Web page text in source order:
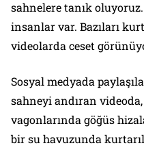
sahnelere tanık
insanlar var. Bazıları
videolarda ceset
Sosyal medyada
sahneyi andıran
vagonlarında göğüs
bir su havuzunda